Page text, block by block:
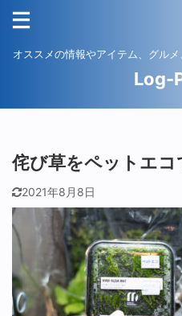
オススメの情報やアイテム、グル
Log-
侘び草をペットエコ
2021年8月8日